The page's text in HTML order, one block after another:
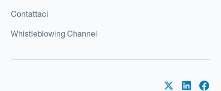
Contattaci
Whistleblowing Channel